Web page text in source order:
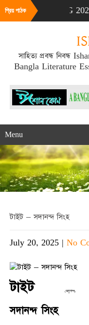
প্রিয় পাঠক
# এটা JULY-AUG 2026
সাহিত্য প্রবন্ধ নিবন্ধ
Bangla Literature
Menu
টাইট – সদানন্দ সিংহ
July 20, 2025 | No
টাইট (অণুগল্প)
সদানন্দ সিংহ